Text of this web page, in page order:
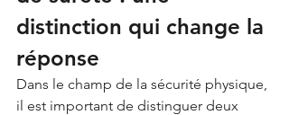
distinction qui change la
réponse
Dans le champ de la sécurité physique,
il est important de distinguer deux